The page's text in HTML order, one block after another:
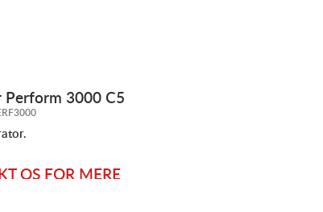
Perform 3000 C5
OS FOR MERE